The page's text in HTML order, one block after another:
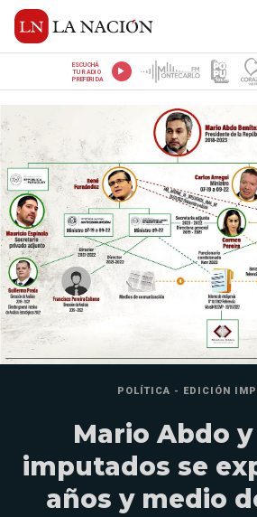
ESCUCHÁ
TU RADIO
PREFERIDA
POLÍTICA - EDICIÓN
Mario Abdo
imputados se
años y medio